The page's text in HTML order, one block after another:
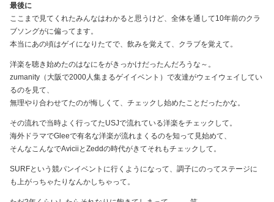
最後に
ここまで見てくれたみんなはわかると思うけど、全体を通して10年前のクラ
ブソングがに偏ってます。
本当にあの頃はゲイになりたてで、飲みを覚えて、クラブを覚えて。
洋楽を聴き始めたのはなにをがきっかけだったんだろうな～。
zumanity（大阪で2000人集まるゲイイベント）で友達がウェイウェイしてい
るのを見て、
無理やり合わせてたのが悔しくて、チェックし始めたことだったかな。
その流れで当時よく行ってたUSJで流れている洋楽をチェックして。
海外ドラマでGleeで有名な洋楽が流れまくるのを知って見始めて、
そんなこんなでAviciiとZeddの時代がきてそれもチェックして。
SURFという競パンイベントに行くようになって、調子にのってステージに
も上がっちゃたりなんかしちゃって。